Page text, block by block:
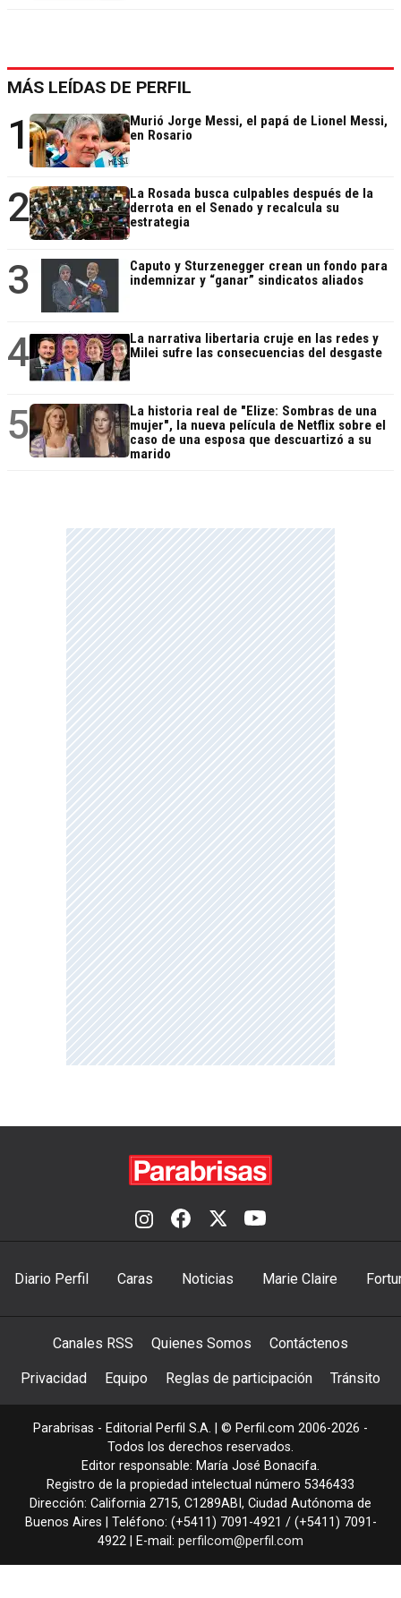
MÁS LEÍDAS DE PERFIL
1
Murió Jorge Messi, el papá de Lionel Messi,
en Rosario
2
La Rosada busca culpables después de la
derrota en el Senado y recalcula su
estrategia
3
Caputo y Sturzenegger crean un fondo para
indemnizar y “ganar” sindicatos aliados
4
La narrativa libertaria cruje en las redes y
Milei sufre las consecuencias del desgaste
5
La historia real de "Elize: Sombras de una
mujer", la nueva película de Netflix sobre el
caso de una esposa que descuartizó a su
marido
Diario Perfil Caras Noticias Marie Claire
Canales RSS Quienes Somos Contáctenos
Privacidad Equipo Reglas de participación Tránsito
Parabrisas - Editorial Perfil S.A. | © Perfil.com 2006-2026 -
Todos los derechos reservados.
Editor responsable: María José Bonacifa.
Registro de la propiedad intelectual número 5346433
Dirección: California 2715, C1289ABI , Ciudad Autónoma de
Buenos Aires | Teléfono: (+5411) 7091-4921 / (+5411) 7091-
4922 | E-mail: perfilcom@perfil.com